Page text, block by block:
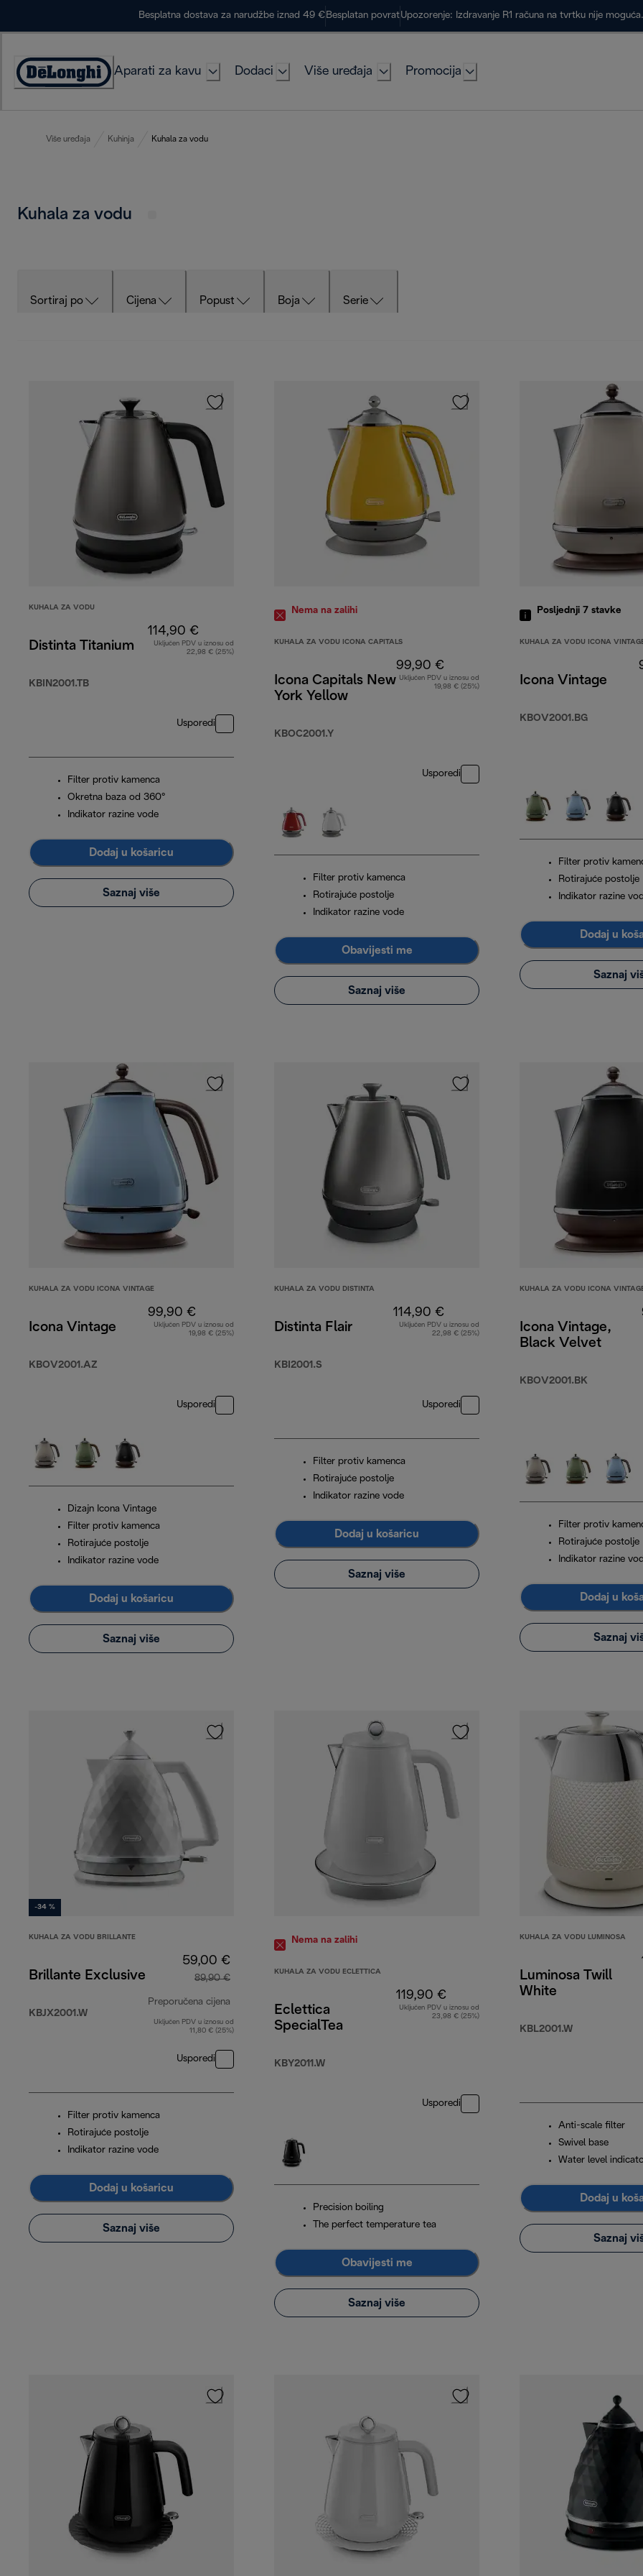
Besplatna dostava za narudžbe iznad 49 € Besplatan povratUpozorenje: Izdravanje R1 računa na tvrtku nije
Accessibility
Aparati za kavu Dodaci Više uređaja Promocija
Više uređaja Kuhinja Kuhala za vodu
Kuhala za vodu
Sortiraj po Cijena Popust Boja Serie
KUHALA ZA VODU
Distinta Titanium
KBIN2001.TB
114,90 €
Uključen PDV u iznosu od
22,98 € (25%)
Usporedi
Filter protiv kamenca
Okretna baza od 360°
Indikator razine vode
Dodaj u košaricu
Saznaj više
Nema na zalihi
KUHALA ZA VODU ICONA CAPITALS
Icona Capitals New
York Yellow
KBOC2001.Y
99,90 €
Uključen PDV u iznosu od
19,98 € (25%)
Usporedi
Filter protiv kamenca
Rotirajuće postolje
Indikator razine vode
Obavijesti me
Saznaj više
Posljednji 7 stavke
KUHALA ZA VODU ICONA
Icona Vintage
KBOV2001.BG
Filter protiv
Rotirajuće postolje
Indikator razine
Dodaj u
Saznaj
KUHALA ZA VODU ICONA VINTAGE
Icona Vintage
KBOV2001.AZ
99,90 €
Uključen PDV u iznosu od
19,98 € (25%)
Usporedi
Dizajn Icona Vintage
Filter protiv kamenca
Rotirajuće postolje
Indikator razine vode
Dodaj u košaricu
Saznaj više
KUHALA ZA VODU DISTINTA
Distinta Flair
KBI2001.S
114,90 €
Uključen PDV u iznosu od
22,98 € (25%)
Usporedi
Filter protiv kamenca
Rotirajuće postolje
Indikator razine vode
Dodaj u košaricu
Saznaj više
KUHALA ZA VODU ICONA
Icona Vintage,
Black Velvet
KBOV2001.BK
Filter protiv
Rotirajuće postolje
Indikator razine
Dodaj u
Saznaj
-34 %
KUHALA ZA VODU BRILLANTE
Brillante Exclusive
KBJX2001.W
59,00 €
89,90 €
Preporučena cijena
izvorna cijena 89,90 €
Uključen PDV u iznosu od
11,80 € (25%)
Usporedi
Filter protiv kamenca
Rotirajuće postolje
Indikator razine vode
Dodaj u košaricu
Saznaj više
Nema na zalihi
KUHALA ZA VODU ECLETTICA
Eclettica
SpecialTea
KBY2011.W
119,90 €
Uključen PDV u iznosu od
23,98 € (25%)
Usporedi
Precision boiling
The perfect temperature tea
Obavijesti me
Saznaj više
KUHALA ZA VODU LUMINOSA
Luminosa Twill
White
KBL2001.W
Anti-scale filter
Swivel base
Water level
Dodaj u
Saznaj